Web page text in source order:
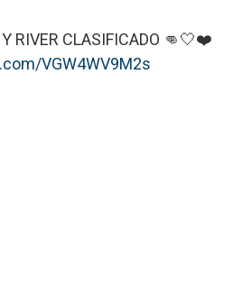
RIVER CLASIFICADO 👊🤍❤️
VGW4WV9M2s